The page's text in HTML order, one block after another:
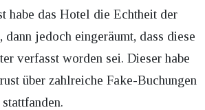
habe das Hotel die Echtheit der
dann jedoch eingeräumt, dass diese
verfasst worden sei. Dieser habe
über zahlreiche Fake-Buchungen